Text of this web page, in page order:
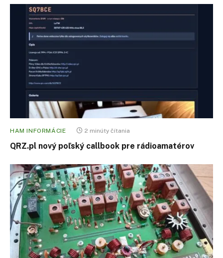
HAM INFORMÁCIE 2 minúty čítania
QRZ.pl nový poľský callbook pre rádioamatérov